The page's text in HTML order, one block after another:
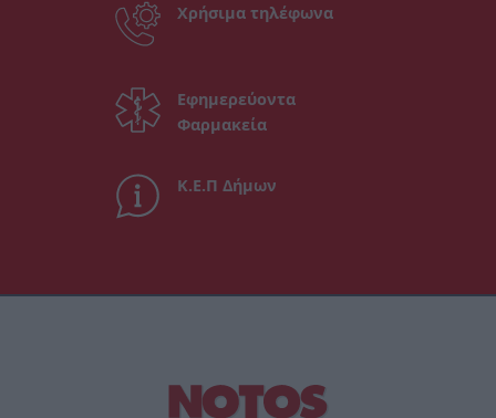
Χρήσιμα τηλέφωνα
Εφημερεύοντα
Φαρμακεία
Κ.Ε.Π Δήμων